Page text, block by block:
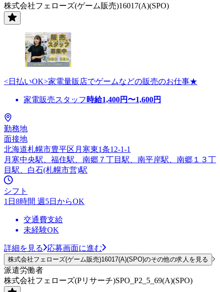
株式会社フェローズ(ゲーム販売)16017(A)(SPO)
<日払いOK>家電量販店でゲームなどの販売のお仕事★
家電販売スタッフ 時給1,400円〜1,600円
勤務地
面接地
北海道札幌市豊平区月寒東1条12-1-1
月寒中央駅、福住駅、南郷７丁目駅、南平岸駅、南郷１３丁
目駅、白石(札幌市営)駅
シフト
1日8時間 週5日からOK
交通費支給
未経験OK
詳細を見る 応募画面に進む
株式会社フェローズ(ゲーム販売)16017(A)(SPO)のその他の求人を見る
派遣労働者
株式会社フェローズ(Pリサーチ)SPO_P2_5_69(A)(SPO)